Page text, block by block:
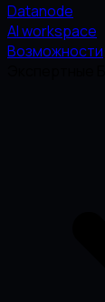
Datanode
AI workspace
Возможности